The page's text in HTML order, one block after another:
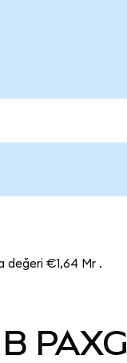
değeri €1,64 Mr .
PAXG